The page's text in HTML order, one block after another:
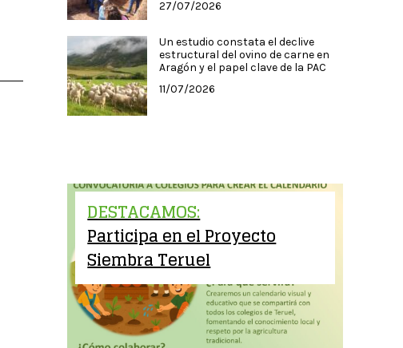
27/07/2026
Un estudio constata el declive
estructural del ovino de carne en
Aragón y el papel clave de la PAC
11/07/2026
DESTACAMOS:
Participa en el Proyecto
Siembra Teruel